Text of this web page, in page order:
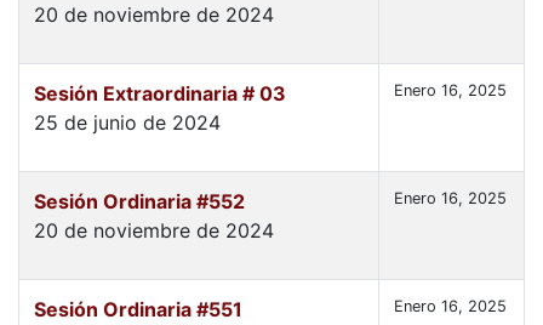
20 de noviembre de 2024
Sesión Extraordinaria # 03
25 de junio de 2024
Enero 16, 2025
Sesión Ordinaria #552
20 de noviembre de 2024
Enero 16, 2025
Sesión Ordinaria #551
Enero 16, 2025